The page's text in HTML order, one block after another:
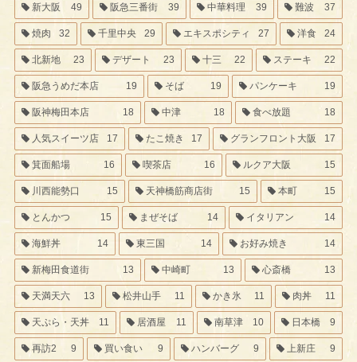
新大阪 49 阪急三番街 39 中華料理 39 難波 37
焼肉 32 千里中央 29 エキスポシティ 27 洋食 24
北新地 23 デザート 23 十三 22 ステーキ 22
阪急うめだ本店 19 そば 19 パンケーキ 19
阪神梅田本店 18 中津 18 食べ放題 18
人気スイーツ店 17 たこ焼き 17 グランフロント大阪 17
箕面船場 16 喫茶店 16 ルクア大阪 15
川西能勢口 15 天神橋筋商店街 15 本町 15
とんかつ 15 まぜそば 14 イタリアン 14
海鮮丼 14 東三国 14 お好み焼き 14
新梅田食道街 13 中崎町 13 心斎橋 13
天満天六 13 松井山手 11 かき氷 11 肉丼 11
天ぷら・天丼 11 居酒屋 11 南草津 10 日本橋 9
再訪2 9 買い食い 9 ハンバーグ 9 上新庄 9